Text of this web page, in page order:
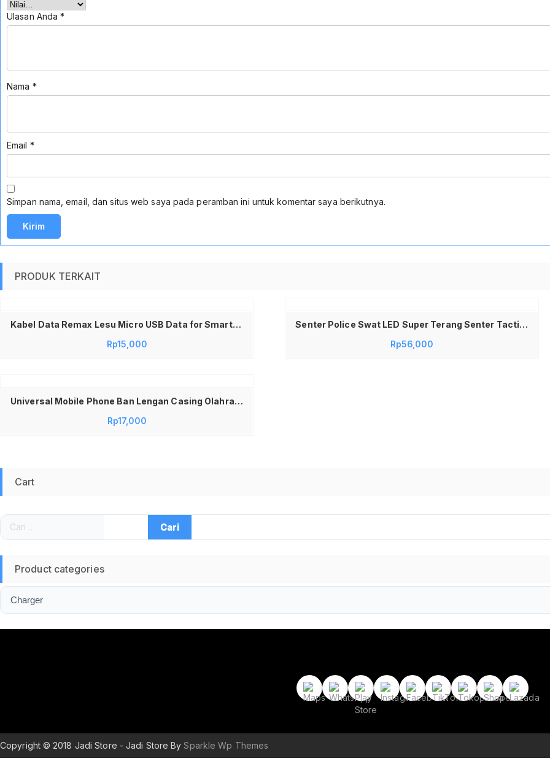
Ulasan Anda*
Nama *
Email *
Simpan nama, email, dan situs web saya pada peramban ini untuk komentar saya berikutnya.
PRODUK TERKAIT
Kabel Data Remax Lesu Micro USB Data for Smartphone Android
Rp15,000
Senter Police Swat LED Super Terang Senter Tactical Multifungsi Kompas Waterproof Senter Cas Isi Ulang Rechargeable Jarak Jauh Fokus Zoom Lampu Darurat Outdoor Camping Hiking Keamanan Security Material Aluminium Solid Kuat Awet High Quality
Rp56,000
Universal Mobile Phone Ban Lengan Casing Olahraga Armband untuk Running Jogging Gym Fitness Lari Tahan Keringat Adjustable Strap Handphone Holder Arm Band
Rp17,000
Cart
Cari
untuk:
Product categories
Copyright © 2018 Jadi Store - Jadi Store BySparkle Wp Themes